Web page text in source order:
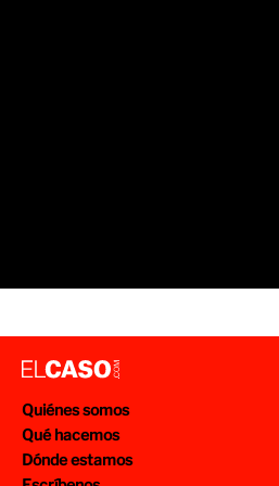
Quiénes somos
Qué hacemos
Dónde estamos